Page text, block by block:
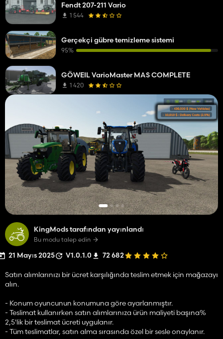
KingMods tarafından yayınlandı
Bu modu talep edin
21 Mayıs 2025 V1.0.1.0 72 682
Satın alımlarınızı bir ücret karşılığında teslim etmek için mağazayı
alın.
- Konum oyuncunun konumuna göre ayarlanmıştır.
- Teslimat kullanırken satın alımlarınıza ürün maliyeti başına%
2,5'lik bir teslimat ücreti uygulanır.
- Tüm teslimatlar, satın alma sırasında özel bir sesle onaylanır.
Fendt 207-211 Vario
1 544
Gerçekçi gübre temizleme sistemi
95%
GÖWEIL VarioMaster MAS COMPLETE
1 420